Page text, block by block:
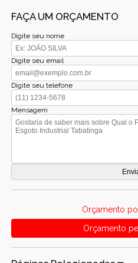
FAÇA UM ORÇAMENTO
Digite seu nome
Digite seu email
Digite seu telefone
Mensagem
Orçamento
Orçamento